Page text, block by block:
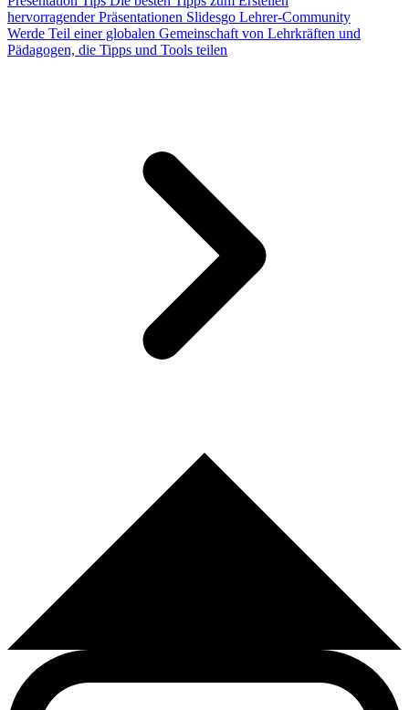
hervorragender Präsentationen Slidesgo Lehrer-Community
Werde Teil einer globalen Gemeinschaft von Lehrkräften und
Pädagogen, die Tipps und Tools teilen